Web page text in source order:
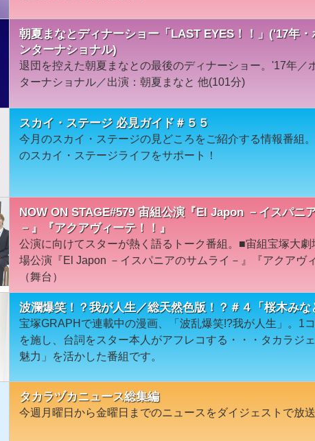
朝夏まなとディナーショー「LAST EYES！！」('17年・
ンターナショナル)
退団を控えた朝夏まなとの最後のディナーショー。'17年／
ターナショナル／出演：朝夏まなと 他(101分)
スカイ・ステージ 必見ガイド＃５５
今月のスカイ・ステージの見どころをご紹介する情報番組
のスカイ・ステージライフをサポート！
NOW ON STAGE#579 宙組公演『El Japon －イスパニ
－』『アクアヴィーテ！！』
公演に向けてスターが熱く語るトーク番組。■宙組宝塚大劇
場公演『El Japon －イスパニアのサムライ－』『アクアヴ
（舞台）
波瀾爆笑！？我が人生／総天然色版！？＃４「桜木みな
宝塚GRAPHで連載中の漫画、「波乱爆笑!?我が人生」。1
を施し、台詞をスター本人がアフレコする・・・タカラジ
魅力」を活かした番組です。
タカラヅカニュース総集編
今週月曜日から金曜日までのニュースをダイジェストで放送